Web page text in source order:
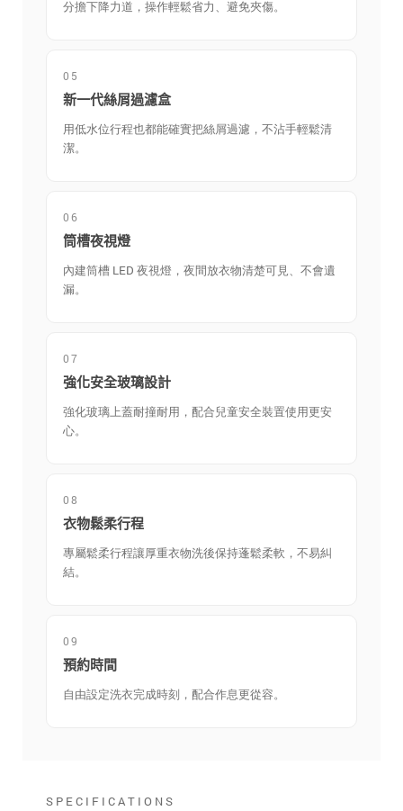
分擔下降力道，操作輕鬆省力、避免夾傷。
05
新一代絲屑過濾盒
用低水位行程也都能確實把絲屑過濾，不沾手輕鬆清
潔。
06
筒槽夜視燈
內建筒槽 LED 夜視燈，夜間放衣物清楚可見、不會遺
漏。
07
強化安全玻璃設計
強化玻璃上蓋耐撞耐用，配合兒童安全裝置使用更安
心。
08
衣物鬆柔行程
專屬鬆柔行程讓厚重衣物洗後保持蓬鬆柔軟，不易糾
結。
09
預約時間
自由設定洗衣完成時刻，配合作息更從容。
SPECIFICATIONS